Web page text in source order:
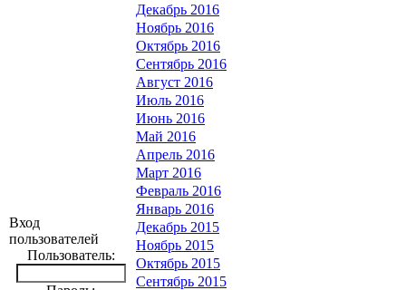
Вход
пользователей
Пользователь:
Декабрь 2016
Ноябрь 2016
Октябрь 2016
Сентябрь 2016
Август 2016
Июль 2016
Июнь 2016
Май 2016
Апрель 2016
Март 2016
Февраль 2016
Январь 2016
Декабрь 2015
Ноябрь 2015
Октябрь 2015
Сентябрь 2015